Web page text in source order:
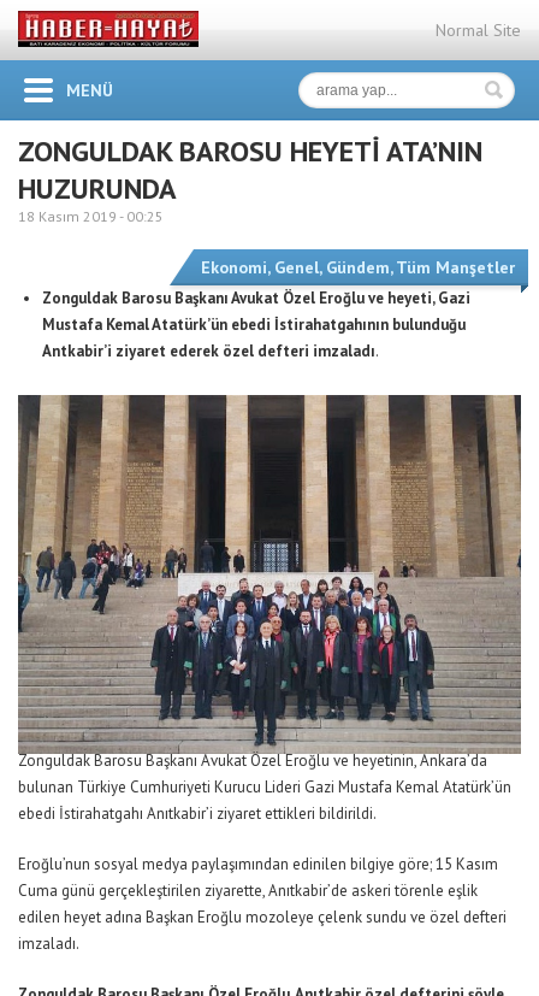
Normal Site
MENÜ
ZONGULDAK BAROSU HEYETİ ATA’NIN
HUZURUNDA
18 Kasım 2019 - 00:25
Ekonomi, Genel, Gündem,Tüm Manşetler
Zonguldak Barosu Başkanı Avukat Özel Eroğlu ve heyeti, Gazi
Mustafa Kemal Atatürk’ün ebedi İstirahatgahının bulunduğu
Antkabir’i ziyaret ederek özel defteri imzaladı.
Zonguldak Barosu Başkanı Avukat Özel Eroğlu ve heyetinin, Ankara’da
bulunan Türkiye Cumhuriyeti Kurucu Lideri Gazi Mustafa Kemal Atatürk’ün
ebedi İstirahatgahı Anıtkabir’i ziyaret ettikleri bildirildi.
Eroğlu’nun sosyal medya paylaşımından edinilen bilgiye göre; 15 Kasım
Cuma günü gerçekleştirilen ziyarette, Anıtkabir’de askeri törenle eşlik
edilen heyet adına Başkan Eroğlu mozoleye çelenk sundu ve özel defteri
imzaladı.